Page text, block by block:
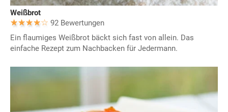
Weißbrot
92 Bewertungen
Ein flaumiges Weißbrot bäckt sich fast von allein. Das
einfache Rezept zum Nachbacken für Jedermann.